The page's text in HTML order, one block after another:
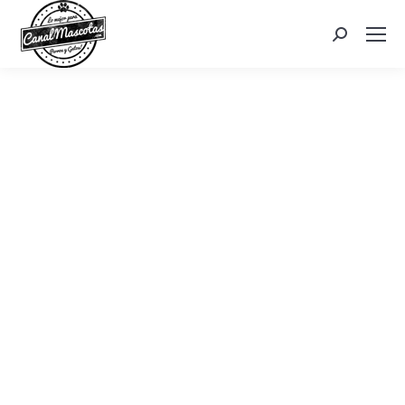
Search: